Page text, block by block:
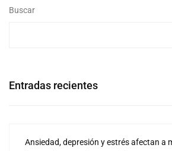
Buscar
Entradas recientes
Ansiedad, depresión y estrés afectan a